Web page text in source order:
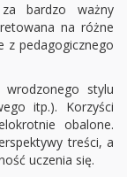
bardzo ważny
na różne
z pedagogicznego
stylu
itp.). Korzyści
obalone.
treści, a
uczenia się.